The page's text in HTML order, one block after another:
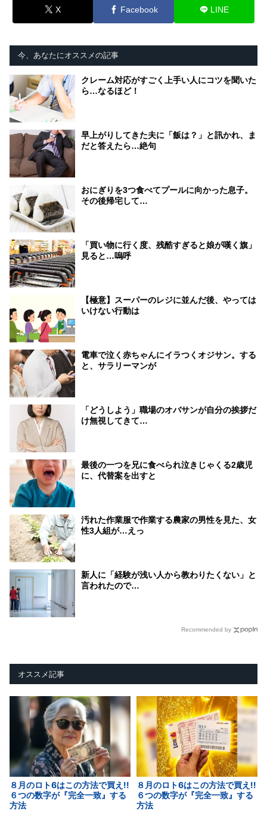
X Facebook LINE
今、あなたにオススメの記事
クレーム対応がすごく上手い人にコツを聞いた
ら…なるほど！
早上がりしてきた夫に「飯は？」と訊かれ、ま
だと答えたら…絶句
おにぎりを3つ食べてプールに向かった息子。
その後帰宅して…
「買い物に行く度、残酷すぎると娘が嘆く旗」
見ると…嗚呼
【極意】スーパーのレジに並んだ後、やっては
いけない行動は
電車で泣く赤ちゃんにイラつくオジサン。する
と、サラリーマンが
「どうしよう」職場のオバサンが自分の挨拶だ
け無視してきて…
最後の一つを兄に食べられ泣きじゃくる2歳児
に、代替案を出すと
汚れた作業服で作業する農家の男性を見た、女
性3人組が…えっ
新人に「経験が浅い人から教わりたくない」と
言われたので…
Recommended by
オススメ記事
８月のロト6はこの方法で買え!!
６つの数字が『完全一致』する
方法
８月のロト6はこの方法で買え!!
６つの数字が『完全一致』する
方法